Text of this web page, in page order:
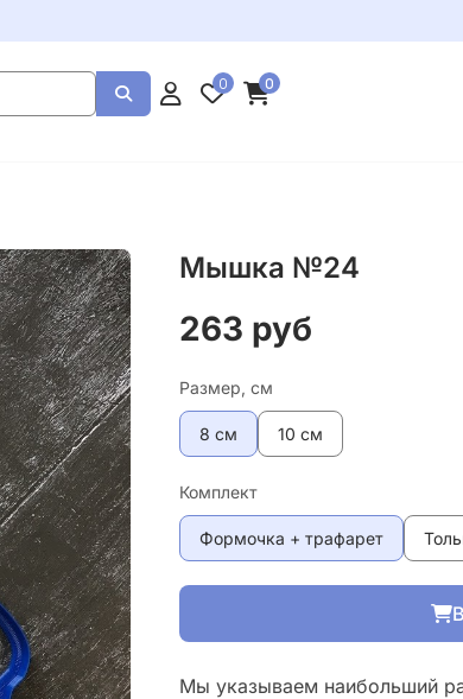
0 0
Мышка №24
263 руб
Размер, см
8 см 10 см
Комплект
Формочка + трафарет
Мы указываем наибольший